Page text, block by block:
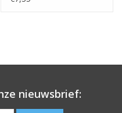
nieuwsbrief: